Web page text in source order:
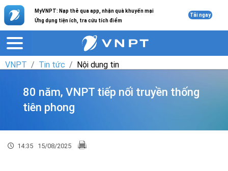
MyVNPT: Nạp thẻ qua app, nhận quà khuyến mại
Ứng dụng tiện ích, tra cứu tích điểm
Tải ngay
VNPT Tin tức Nội dung tin
80 năm, VNPT tiếp nối truyền thống
tiên phong
14:35 15/08/2025